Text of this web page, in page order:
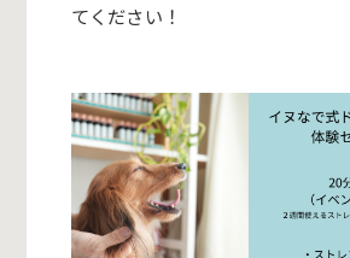
てください！